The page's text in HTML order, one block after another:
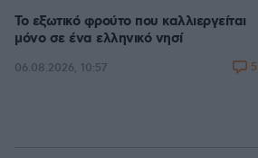
Το εξωτικό φρούτο που καλλιεργείται
μόνο σε ένα ελληνικό νησί
06.08.2026, 10:57 5